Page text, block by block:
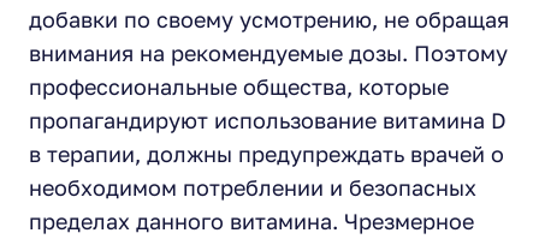
добавки по своему усмотрению, не обращая
внимания на рекомендуемые дозы. Поэтому
профессиональные общества, которые
пропагандируют использование витамина D
в терапии, должны предупреждать врачей о
необходимом потреблении и безопасных
пределах данного витамина. Чрезмерное